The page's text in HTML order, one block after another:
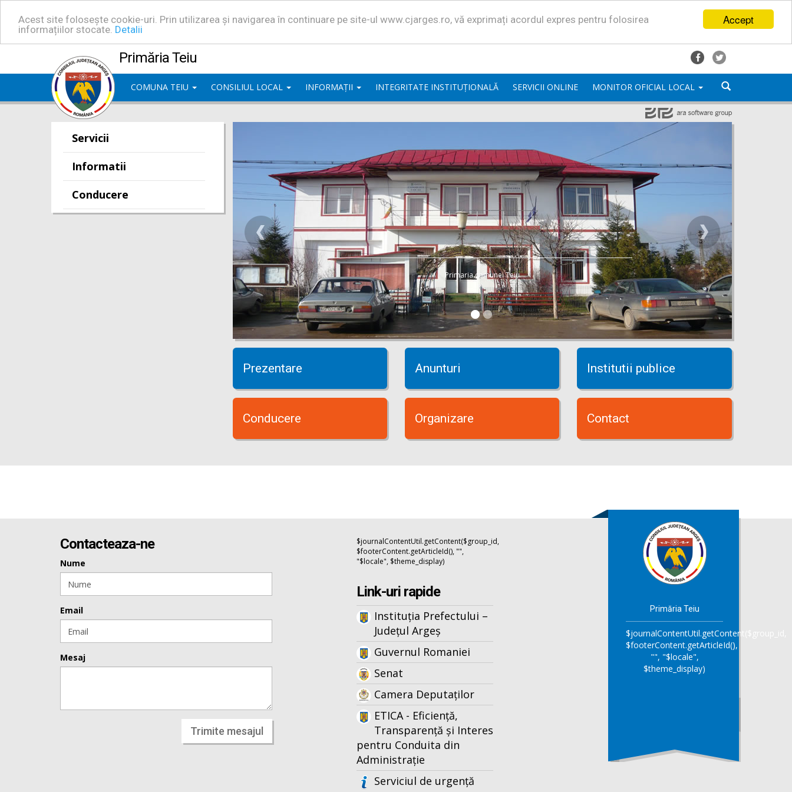
Accept
Acest site folosește cookie-uri. Prin utilizarea și navigarea în continuare pe site-ul www.cjarges.ro, vă exprimați acordul expres pentru folosirea
informațiilor stocate. Detalii
Primăria Teiu
COMUNA TEIU CONSILIUL LOCAL INFORMAȚII INTEGRITATE INSTITUȚIONALĂ SERVICII ONLINE MONITOR OFICIAL LOCAL
Servicii
Informatii
Conducere
Primaria comunei Teiu
Prezentare Anunturi Institutii publice
Conducere Organizare Contact
Contacteaza-ne
Nume
Email
Mesaj
Trimite mesajul
$journalContentUtil.getContent($group_id,
$footerContent.getArticleId(), "",
"$locale", $theme_display)
Link-uri rapide
Instituția Prefectului –
Județul Argeș
Guvernul Romaniei
Senat
Camera Deputaților
ETICA - Eficiență,
Transparență și Interes
pentru Conduita din
Administrație
Serviciul de urgență
Primăria Teiu
$journalContentUtil.getContent($group_id,
$footerContent.getArticleId(),
"", "$locale",
$theme_display)